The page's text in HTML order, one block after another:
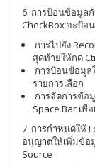
6. การป้อนข้อมูลกั
CheckBox จะป้อ
การไปยัง
สุดท้ายให้กด
การป้อนข้อมูล
รายการเลือก
การจัดการข้อ
Space Bar เพื่
7. การกำหนดให้
อนุญาตให้เพิ่มข้อ
Source